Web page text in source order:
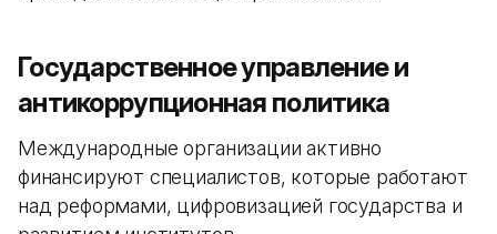
Государственное управление и
антикоррупционная политика
Международные организации активно
финансируют специалистов, которые работают
над реформами, цифровизацией государства и